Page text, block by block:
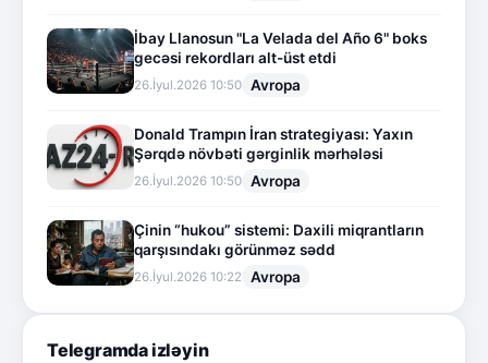
İbay Llanosun "La Velada del Año 6" boks
gecəsi rekordları alt-üst etdi
26.İyul.2026 10:50 Avropa
Donald Trampın İran strategiyası: Yaxın
Şərqdə növbəti gərginlik mərhələsi
26.İyul.2026 10:50 Avropa
Çinin “hukou” sistemi: Daxili miqrantların
qarşısındakı görünməz sədd
26.İyul.2026 10:22 Avropa
Telegramda izləyin